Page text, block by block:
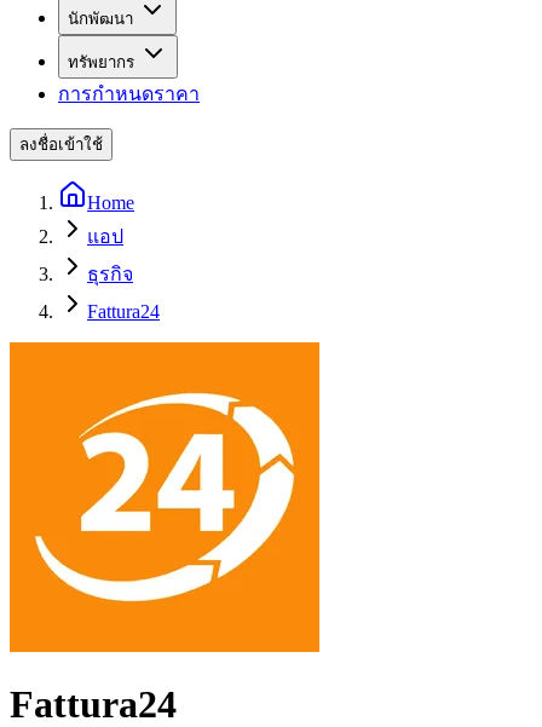
นักพัฒนา
ทรัพยากร
การกำหนดราคา
ลงชื่อเข้าใช้
Home
แอป
ธุรกิจ
Fattura24
Fattura24